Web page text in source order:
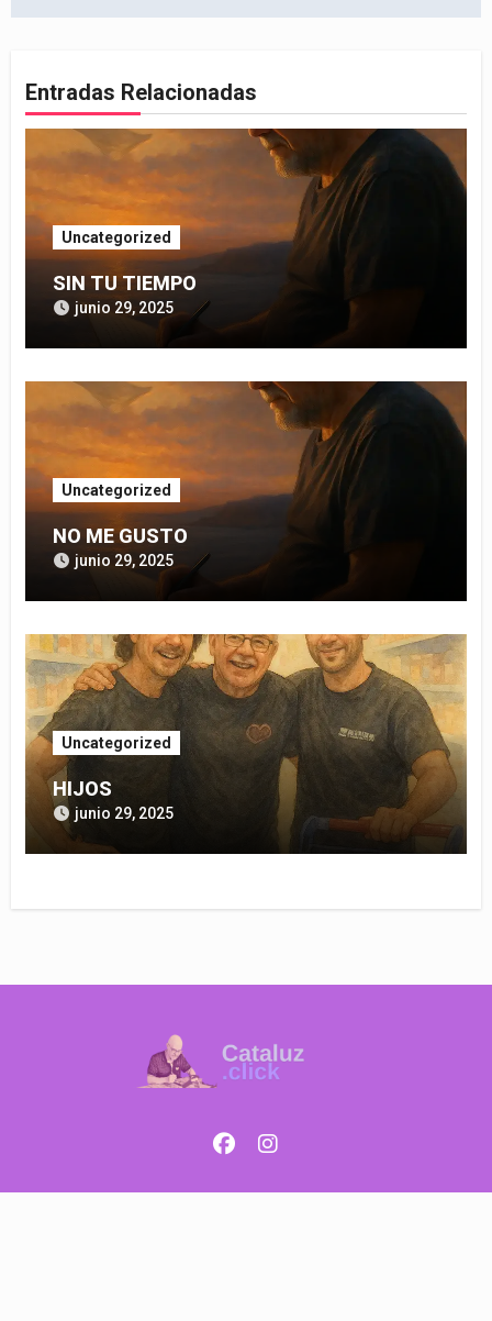
Entradas Relacionadas
Uncategorized
SIN TU TIEMPO
junio 29, 2025
Uncategorized
NO ME GUSTO
junio 29, 2025
Uncategorized
HIJOS
junio 29, 2025